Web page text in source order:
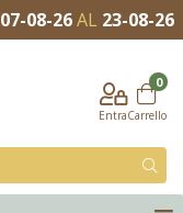
07-08-26AL 23-08-26
Entra
0
Carrello